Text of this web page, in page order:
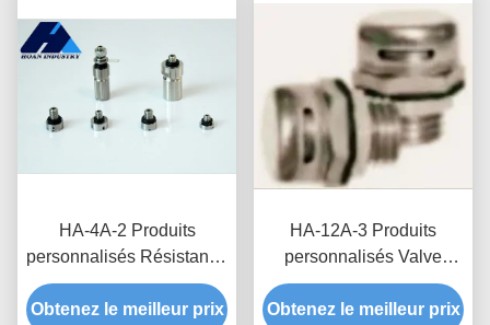
HA-4A-2 Produits
personnalisés Résistant à
l'eau soupape respirante
pour boîte de distribution
Obtenez le meilleur prix
HA-12A-3 Produits
personnalisés Valve
imperméable et
respirante La
Obtenez le meilleur prix